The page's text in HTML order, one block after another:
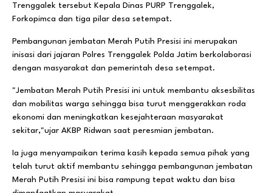
Trenggalek tersebut Kepala Dinas PURP Trenggalek,
Forkopimca dan tiga pilar desa setempat.
Pembangunan jembatan Merah Putih Presisi ini merupakan
inisasi dari jajaran Polres Trenggalek Polda Jatim berkolaborasi
dengan masyarakat dan pemerintah desa setempat.
"Jembatan Merah Putih Presisi ini untuk membantu aksesbilitas
dan mobilitas warga sehingga bisa turut menggerakkan roda
ekonomi dan meningkatkan kesejahteraan masyarakat
sekitar,"ujar AKBP Ridwan saat peresmian jembatan.
Ia juga menyampaikan terima kasih kepada semua pihak yang
telah turut aktif membantu sehingga pembangunan jembatan
Merah Putih Presisi ini bisa rampung tepat waktu dan bisa